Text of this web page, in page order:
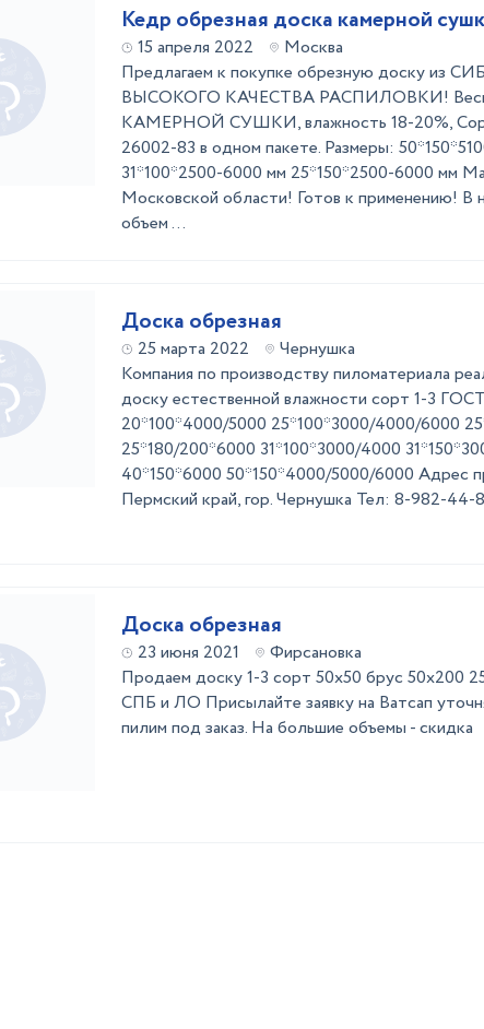
Кедр обрезная доска камерной
15 апреля 2022
Москва
Предлагаем к покупке обрезную доску из
ВЫСОКОГО КАЧЕСТВА РАСПИЛОВКИ! Весь
КАМЕРНОЙ СУШКИ, влажность 18-20%,
26002-83 в одном пакете. Размеры:
31*100*2500-6000 мм 25*150*2500-6000 мм
Московской области! Готов к применению! В
объем ...
Доска обрезная
25 марта 2022
Чернушка
Компания по производству пиломатериала
доску естественной влажности сорт 1-3
20*100*4000/5000 25*100*3000/4000/6000
25*180/200*6000 31*100*3000/4000
40*150*6000 50*150*4000/5000/6000 Адрес
Пермский край, гор. Чернушка Тел: 8-982-44-
Доска обрезная
23 июня 2021
Фирсановка
Продаем доску 1-3 сорт 50х50 брус 50х200
СПБ и ЛО Присылайте заявку на Ватсап
пилим под заказ. На большие объемы - скидка